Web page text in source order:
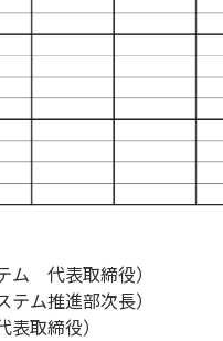
ム 代表取締役）
ム推進部次長）
表取締役）